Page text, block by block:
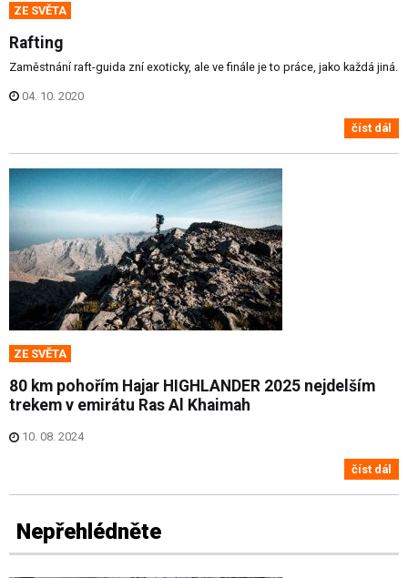
ZE SVĚTA
Rafting
Zaměstnání raft-guida zní exoticky, ale ve finále je to práce, jako každá jiná.
04. 10. 2020
číst dál
ZE SVĚTA
80 km pohořím Hajar HIGHLANDER 2025 nejdelším
trekem v emirátu Ras Al Khaimah
10. 08. 2024
číst dál
Nepřehlédněte